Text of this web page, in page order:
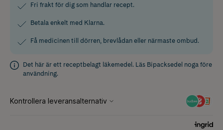
Fri frakt för dig som handlar recept.
Betala enkelt med Klarna.
Få medicinen till dörren, brevlådan eller närmaste ombud.
Det här är ett receptbelagt läkemedel. Läs Bipacksedel noga före
användning.